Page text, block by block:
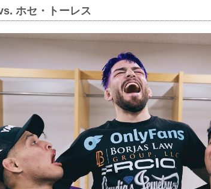
ホセ・トーレス